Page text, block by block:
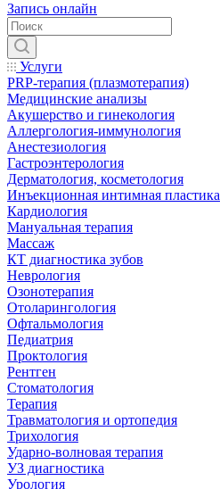
Запись онлайн
Услуги
PRP-терапия (плазмотерапия)
Медицинские анализы
Акушерство и гинекология
Аллергология-иммунология
Анестезиология
Гастроэнтерология
Дерматология, косметология
Инъекционная интимная пластика
Кардиология
Мануальная терапия
Массаж
КТ диагностика зубов
Неврология
Озонотерапия
Отоларингология
Офтальмология
Педиатрия
Проктология
Рентген
Стоматология
Терапия
Травматология и ортопедия
Трихология
Ударно-волновая терапия
УЗ диагностика
Урология